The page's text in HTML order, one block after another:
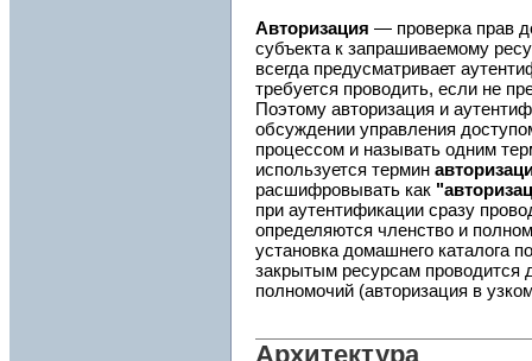
Авторизация — проверка прав
субъекта к запрашиваемому
всегда предусматривает
требуется проводить, если не
Поэтому авторизация и
обсуждении управления
процессом и называть одним
используется термин
расшифровывать как
при аутентификации сразу
определяются членство и
установка домашнего каталога
закрытым ресурсам проводится
полномочий (авторизация в
Архитектура